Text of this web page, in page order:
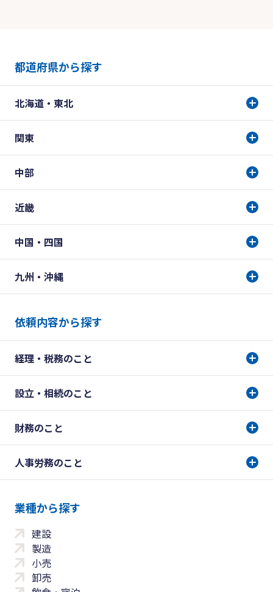
都道府県から探す
北海道・東北
関東
中部
近畿
中国・四国
九州・沖縄
依頼内容から探す
経理・税務のこと
設立・相続のこと
財務のこと
人事労務のこと
業種から探す
建設
製造
小売
卸売